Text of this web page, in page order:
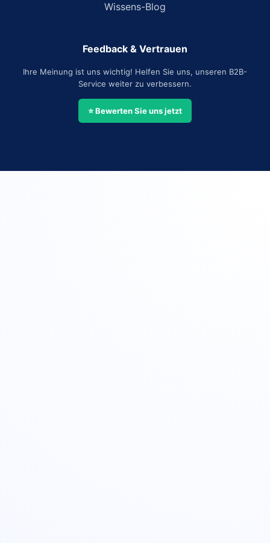
Wissens-Blog
Feedback & Vertrauen
Ihre Meinung ist uns wichtig! Helfen Sie uns, unseren B2B-
Service weiter zu verbessern.
⭐ Bewerten Sie uns jetzt